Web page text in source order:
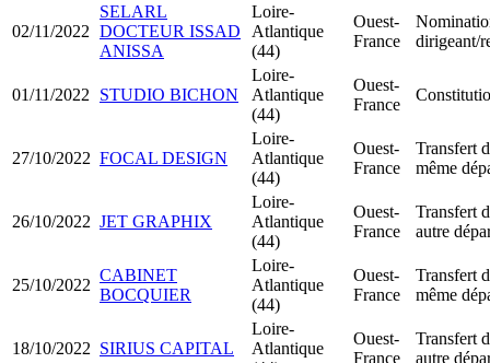
02/11/2022
SELARL
DOCTEUR ISSAD
ANISSA
Loire-
Atlantique
(44)
Ouest-
France
dirigeant/
01/11/2022 STUDIO BICHON
Loire-
Atlantique
(44)
Ouest-
France
27/10/2022 FOCAL DESIGN
Loire-
Atlantique
(44)
Ouest-
France
Transfert
même
26/10/2022 JET GRAPHIX
Loire-
Atlantique
(44)
Ouest-
France
Transfert
autre
25/10/2022
CABINET
BOCQUIER
Loire-
Atlantique
(44)
Ouest-
France
Transfert
même
18/10/2022 SIRIUS CAPITAL
Loire-
Atlantique
Ouest-
France
Transfert
autre